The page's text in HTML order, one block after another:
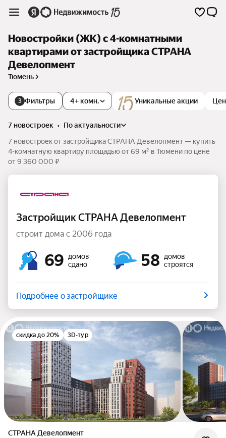
Новостройки (ЖК) с 4-комнатными
квартирами от застройщика СТРАНА
Девелопмент
Тюмень
3 Фильтры Уникальные акции
4+ комн.
7 новостроек •
по актуальности
7 новостроек от застройщика СТРАНА Девелопмент — купить
4-комнатную квартиру площадью от 69 м² в Тюмени по цене
от 9 360 000 ₽
Застройщик СТРАНА Девелопмент
строит дома с 2006 года
69
домов
сдано
58
домов
строятся
Подробнее о застройщике
скидка до 20% 3D-тур
СТРАНА Девелопмент